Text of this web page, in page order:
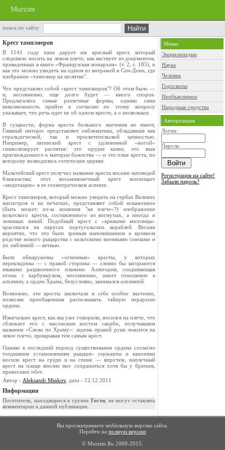
Murzim
поиск по сайту
Крест тамплиеров
В 1141 году папа дарует им красный крест, который
следовало носить на левом плече, как явствует из документов,
приведенных в книге «Французская монархия» (т. 2, с. 185), и
как это можно увидеть на одном из витражей в Сен-Дени, где
изображен «тамплиер на молитве".
Что представлял собой «крест тамплиеров"? Об этом было —
и, несомненно, еще долго будет — много споров.
Предлагались самые различные формы, однако сама
невозможность прийти к согласию по этому вопросу
указывает, что речь идет не об одном кресте, а о нескольких.
В сущности, форма креста большого значения не имеет,
Главный интерес представляет эмблематика, обладавшая как
геральдической, так и просветительской ценностью.
Например, латинский крест с удлиненной «ногой»
символизирует распятие: это орудие казни, это знак
пригвожденного к материи божества — и это план креста, по
которому возводились готические церкви.
Мальтийский крест получил название креста восьми заповедей
блаженства; этот восьмиконечный крест воплощает
«медитацию» в ее геометрическом аспекте.
Крест тамплиеров, который можно увидеть на гербах Великих
магистров и на печатках, представляет собой искаженное
(быть может; из-за ношения "на плече»?) изображение
кельтского креста, составленного из вогнутых, а иногда и
ломаных линий. Подобный крест с «крюками виселицы»
красовался на парусах португальских кораблей. Весьма
вероятно, что это было зримым напоминанием о кровном
родстве нового рыцарства с кельтскими военными союзами и
их эмблемой — ветвью.
Были обнаружены «огненные» кресты, у которых
перекладины — с правой стороны — словно бы загораются
языками раздвоенного пламени. Аллегория, соединяющая
огонь с карбункулом, несомненно, имеет отношение к
алхимии, а орден Храма, безусловно, занимался алхимией.
Возможно, эти кресты заключали в себе особое значение,
позволяя приобщенным распознавать тайную иерархию
ордена.
Изначально крест, как мы уже говорили, носился на плече, что
сближает его с масонским жестом скорби, получившим
название «Слезы по Храму»: ладонь правой руки ложится на
левое плечо, прикрывая тем самым крест.
Однако в последний период существования ордена согласно
тогдашним установлениям рыцари» сержанты и каноники
носили крест на груди и на спине — впрочем, наплечный
крест на плаще вполне мог сохраниться хотя бы у братьев,
принесших обет.
Автор - Aleksandr Minkov, дата - 12.12.2011
Информация
Посетители, находящиеся в группе Гости, не могут оставлять
комментарии к данной публикации.
Меню
Энциклопедии
Наука
Человек
Гороскопы
Необъяснимое
Народные средства
Авторизация
Логин:
Пароль:
Регистрация на сайте!
Забыли пароль?
Вы просматриваете мобильную версию сайта.
Перейти на полную версию
© Murzim.Ru 2009-2015.